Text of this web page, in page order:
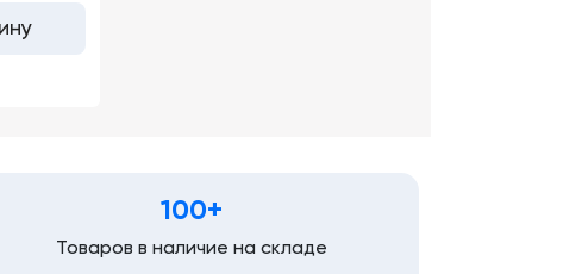
100+
Товаров в наличие на складе